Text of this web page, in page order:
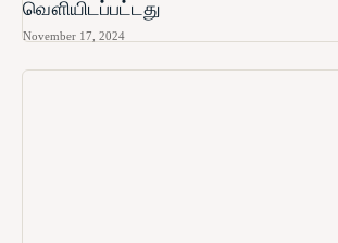
வௌியிடப்பட்டது
November 17, 2024